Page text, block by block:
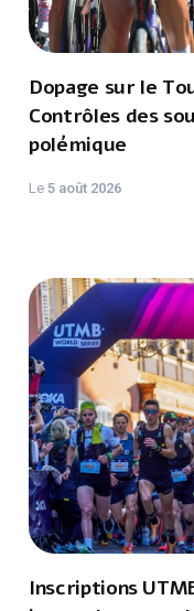
Dopage sur le
Contrôles des
polémique
Le5 août 2026
Inscriptions